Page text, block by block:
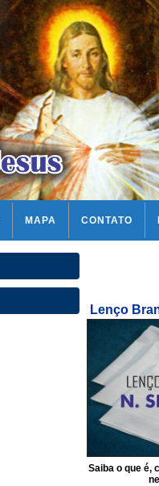
MAPA CONTATO
Lenço
Saiba o que é,